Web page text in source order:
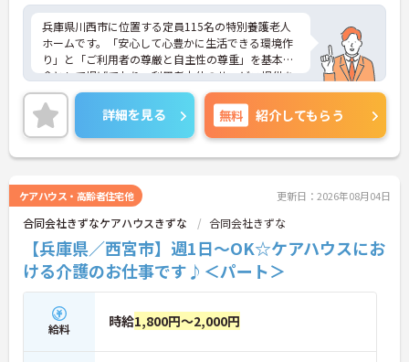
兵庫県川西市に位置する定員115名の特別養護老人
ホームです。「安心して心豊かに生活できる環境作
り」と「ご利用者の尊厳と自主性の尊重」を基本理
念として掲げており、利用者本位のサービス提供を
大切にしています。夜勤時に休憩60分に加えて120
分の仮眠時間が設けられており、体力的な負担に配
慮した働き方が可能です。また、年間休日は115日
あり、夏休みや冬休みの特別休暇も取得できるほ
か、月平均の残業時間は5時間程度に抑えられてい
きます。さらに、賞与実績4.2ヶ月分と高く、経験に
応じた給与優遇制度も用意されているため、これま
でのキャリアを活かして収入アップが期待できま
す。退職金制度や定年延長制度などの福利厚生も充
実しており、腰を据えて長期的に活躍していける環
境が整っています。
★おすすめPOINT★
◆月9日の公休に加えて夏休みや冬休みなどの特別
休暇が用意されており、年間休日115日を取得でき
詳細を見る 無料 紹介してもらう
ケアハウス・高齢者住宅他 更新日：2026年08月04日
合同会社きずなケアハウスきずな 合同会社きずな
【兵庫県／西宮市】週1日～OK☆ケアハウスにお
ける介護のお仕事です♪＜パート＞
給料 時給1,800円～2,000円